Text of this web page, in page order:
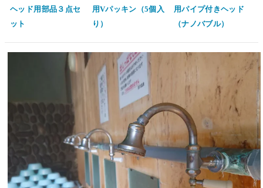
ヘッド用部品３点セ
ット
用Vパッキン（5個入
り）
用パイプ付きヘッド
（ナノバブル）